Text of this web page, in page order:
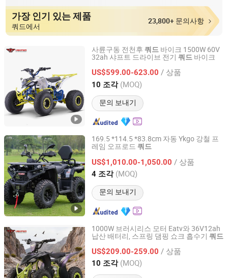
가장 인기 있는 제품
쿼드에서
23,800+ 문의사항
사륜구동 전천후 쿼드 바이크 1500W 60V
32ah 샤프트 드라이브 전기 쿼드 바이크
US$599.00-623.00 / 상품
10 조각 (MOQ)
문의 보내기
Hangzhou High Per Corporation Limited
Zhejiang, China 이후 2010
169.5 *114.5 *83.8cm 자동 Ykgo 강철 프
레임 오프로드 쿼드
US$1,010.00-1,050.00 / 상품
4 조각 (MOQ)
문의 보내기
Taizhou Yoki Carts Co., Ltd.
Jiangsu, China 이후 2026
1000W 브러시리스 모터 Eatv와 36V12ah
납산 배터리, 스프링 댐핑 쇼크 흡수기 쿼드
US$209.00-259.00 / 상품
10 조각 (MOQ)
Hangzhou High Per Corporation Limited
Zhejiang, China 이후 2010